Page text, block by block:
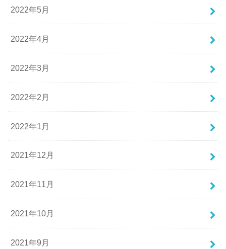
2022年5月
2022年4月
2022年3月
2022年2月
2022年1月
2021年12月
2021年11月
2021年10月
2021年9月